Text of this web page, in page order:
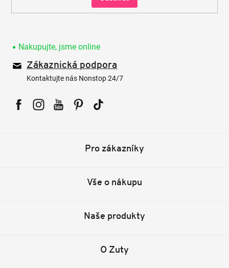
se
Nakupujte, jsme online
Zákaznická podpora
Kontaktujte nás Nonstop 24/7
Pro zákazníky
Vše o nákupu
Naše produkty
O Zuty